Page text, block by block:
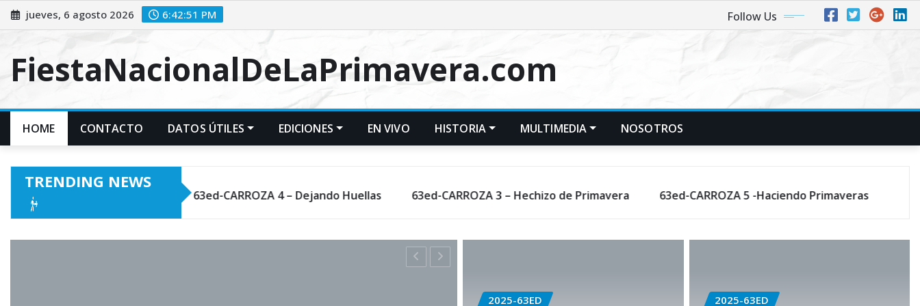
Skip
to
jueves, 6 agosto 2026 6:42:52 PM Follow Us
FiestaNacionalDeLaPrimavera.com
HOME CONTACTO DATOS ÚTILES EDICIONES EN VIVO HISTORIA MULTIMEDIA NOSOTROS
TRENDING NEWS
2 – Primoda 63ed-CARROZA 4 – Dejando Huellas 63ed-CARROZA 3 – Hechizo de Primavera 63ed-CARROZA 5 -Haciendo Primaveras
2025-63ED 2025-63ED